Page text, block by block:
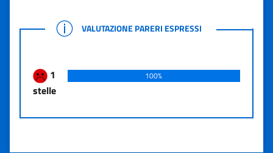
VALUTAZIONE PARERI ESPRESSI
VALUTAZIONE PARERI ESPRESSI
1
stelle
100%